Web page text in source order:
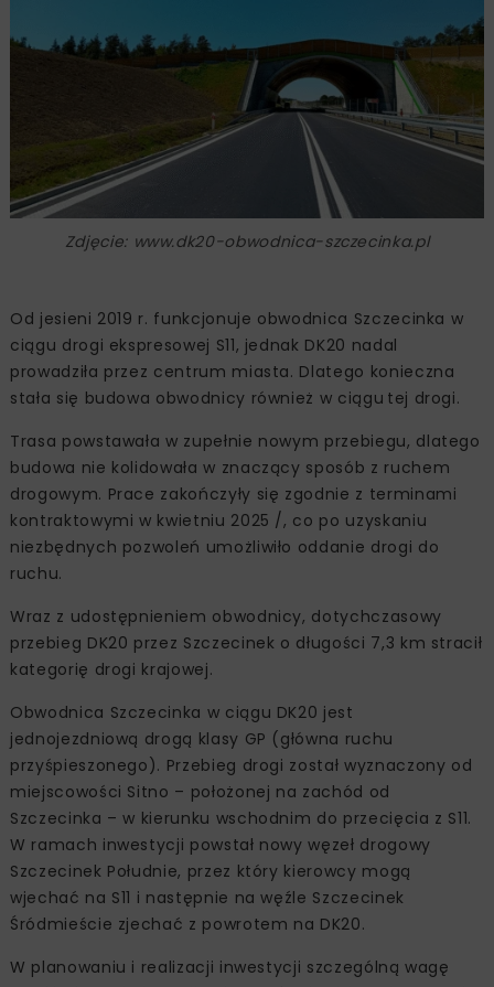
Zdjęcie: www.dk20-obwodnica-szczecinka.pl
Od jesieni 2019 r. funkcjonuje obwodnica Szczecinka w
ciągu drogi ekspresowej S11, jednak DK20 nadal
prowadziła przez centrum miasta. Dlatego konieczna
stała się budowa obwodnicy również w ciągu tej drogi.
Trasa powstawała w zupełnie nowym przebiegu, dlatego
budowa nie kolidowała w znaczący sposób z ruchem
drogowym. Prace zakończyły się zgodnie z terminami
kontraktowymi w kwietniu 2025 /, co po uzyskaniu
niezbędnych pozwoleń umożliwiło oddanie drogi do
ruchu.
Wraz z udostępnieniem obwodnicy, dotychczasowy
przebieg DK20 przez Szczecinek o długości 7,3 km stracił
kategorię drogi krajowej.
Obwodnica Szczecinka w ciągu DK20 jest
jednojezdniową drogą klasy GP (główna ruchu
przyśpieszonego). Przebieg drogi został wyznaczony od
miejscowości Sitno – położonej na zachód od
Szczecinka – w kierunku wschodnim do przecięcia z S11.
W ramach inwestycji powstał nowy węzeł drogowy
Szczecinek Południe, przez który kierowcy mogą
wjechać na S11 i następnie na węźle Szczecinek
Śródmieście zjechać z powrotem na DK20.
W planowaniu i realizacji inwestycji szczególną wagę